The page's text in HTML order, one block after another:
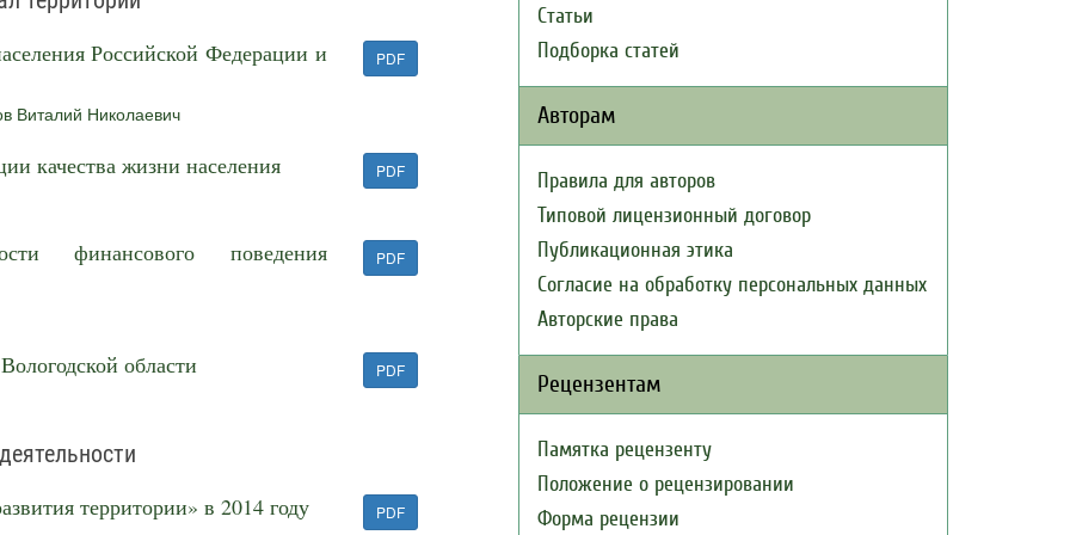
Российской Федерации и
Виталий Николаевич
PDF
качества жизни населения PDF
финансового поведения PDF
области PDF
территории» в 2014 году
PDF
Статьи
Подборка статей
Авторам
Правила для авторов
Типовой лицензионный договор
Публикационная этика
Согласие на обработку персональных данных
Авторские права
Рецензентам
Памятка рецензенту
Положение о рецензировании
Форма рецензии